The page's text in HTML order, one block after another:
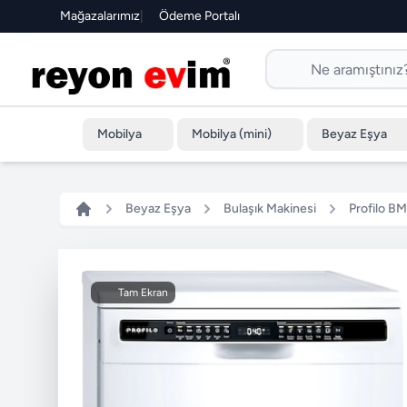
Mağazalarımız| Ödeme Portalı
Mobilya Mobilya (mini) Beyaz Eşya
Beyaz Eşya Bulaşık Makinesi Profilo
Tam Ekran